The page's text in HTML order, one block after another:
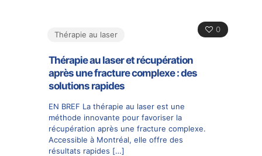
0
Thérapie au laser
Thérapie au laser et récupération
après une fracture complexe : des
solutions rapides
EN BREF La thérapie au laser est une
méthode innovante pour favoriser la
récupération après une fracture complexe.
Accessible à Montréal, elle offre des
résultats rapides […]